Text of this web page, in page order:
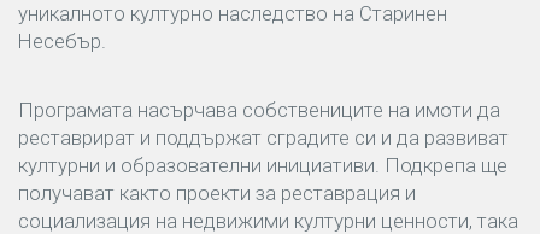
уникалното културно наследство на Старинен
Несебър.
Програмата насърчава собствениците на имоти да
реставрират и поддържат сградите си и да развиват
културни и образователни инициативи. Подкрепа ще
получават както проекти за реставрация и
социализация на недвижими културни ценности, така